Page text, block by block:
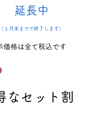
延長中
（１月末までで終了します）
価格は全て税込です
なセット割